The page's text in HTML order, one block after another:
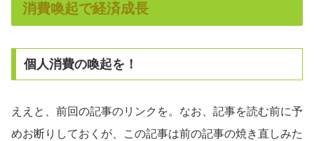
消費喚起で経済成長
個人消費の喚起を！
ええと、前回の記事のリンクを。なお、記事を読む前に予
めお断りしておくが、この記事は前の記事の焼き直しみた